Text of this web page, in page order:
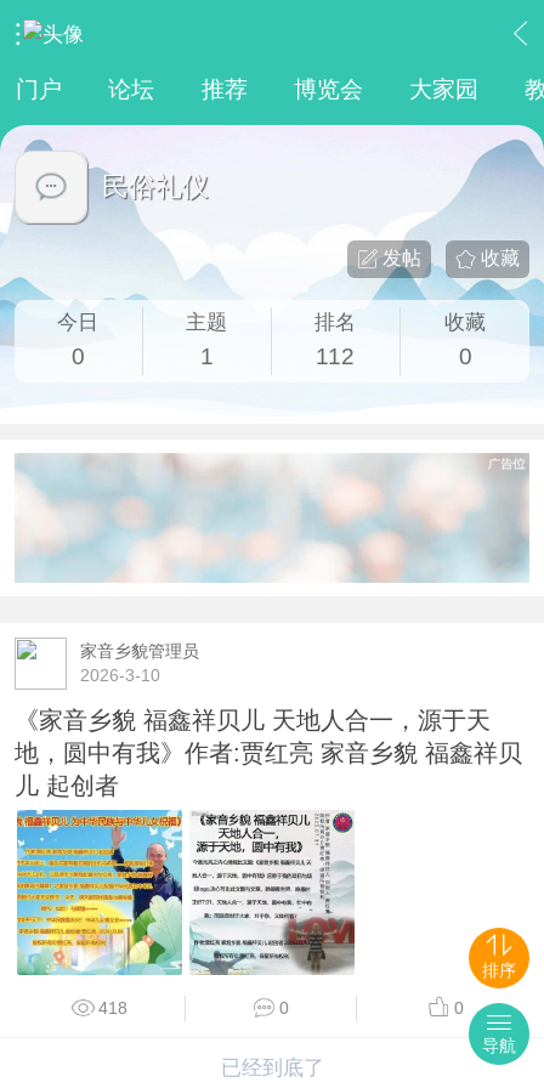
门户 论坛 推荐 博览会 大家园
民俗礼仪
收藏
发帖
今日
0
主题
1
排名
112
收藏
0
家音乡貌管理员
2026-3-10
《家音乡貌 福鑫祥贝儿 天地人合一，源于天
地，圆中有我》作者:贾红亮 家音乡貌 福鑫祥贝
儿 起创者
418 0 0
已经到底了
排序
导航